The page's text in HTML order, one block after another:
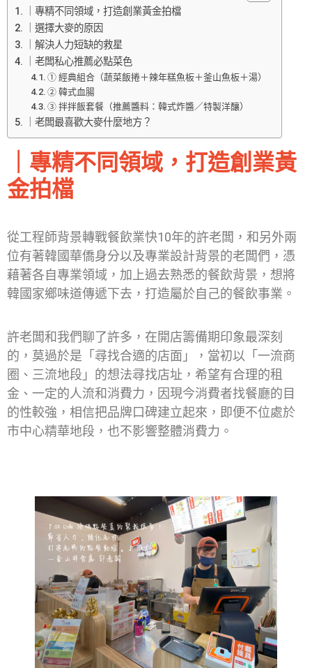
｜專精不同領域，打造創業黃金拍檔
｜選擇大麥的原因
｜解決人力短缺的救星
｜老闆私心推薦必點菜色
① 經典組合（蔬菜飯捲＋辣年糕魚板＋釜山魚板＋湯）
② 韓式血腸
③ 拌拌飯套餐（推薦醬料：韓式炸醬／特製洋釀）
｜老闆最喜歡大麥什麼地方？
｜專精不同領域，打造創業黃
金拍檔
從工程師背景轉戰餐飲業快10年的許老闆，和另外兩
位有著韓國華僑身分以及專業設計背景的老闆們，憑
藉著各自專業領域，加上過去熟悉的餐飲背景，想將
韓國家鄉味道傳遞下去，打造屬於自己的餐飲事業。
許老闆和我們聊了許多，在開店籌備期印象最深刻
的，莫過於是「尋找合適的店面」，當初以「一流商
圈、三流地段」的想法尋找店址，希望有合理的租
金、一定的人流和消費力，因現今消費者找餐廳的目
的性較強，相信把品牌口碑建立起來，即便不位處於
市中心精華地段，也不影響整體消費力。